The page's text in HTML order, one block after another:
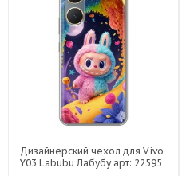
Дизайнерский чехол для Vivo
Y03 Labubu Лабубу арт: 22595